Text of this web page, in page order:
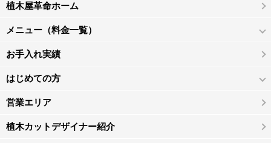
植木屋革命ホーム
メニュー（料金一覧）
お手入れ実績
はじめての方
営業エリア
植木カットデザイナー紹介